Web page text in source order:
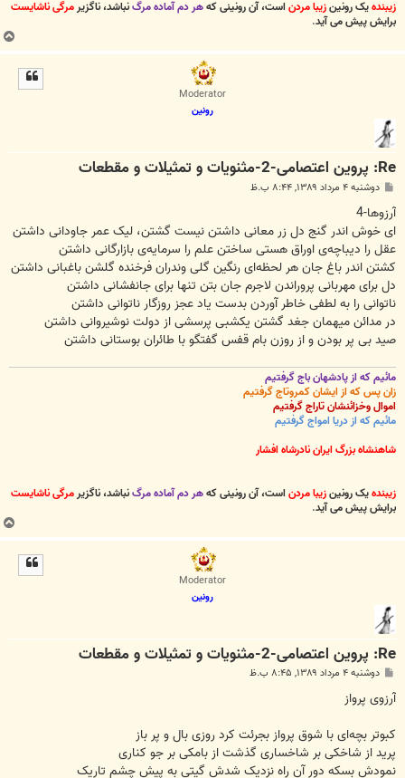
زیبندهیک رونینزیبا مردن است، آن رونینی کههر دم آماده مرگنباشد، ناگزیرمرگی ناشایست
برایش پیش می آید.
Moderator
رونین
Re: پروین اعتصامی-2-مثنویات و تمثیلات و مقطعات
ت
دوشنبه ۴ مرداد ۱۳۸۹, ۸:۴۴ ب.ظ
آرزوها-4
ای خوش اندر گنج دل زر معانی داشتن نیست گشتن، لیک عمر جاودانی داشتن
عقل را دیباچه‌ی اوراق هستی ساختن علم را سرمایه‌ی بازارگانی داشتن
کشتن اندر باغ جان هر لحظه‌ای رنگین گلی وندران فرخنده گلشن باغبانی داشتن
دل برای مهربانی پروراندن لاجرم جان بتن تنها برای جانفشانی داشتن
ناتوانی را به لطفی خاطر آوردن بدست یاد عجز روزگار ناتوانی داشتن
در مدائن میهمان جغد گشتن یکشبی پرسشی از دولت نوشیروانی داشتن
صید بی پر بودن و از روزن بام قفس گفتگو با طائران بوستانی داشتن
مائیم که از پادشهان باج گرفتیم
زان پس که از ایشان کمروتاج گرفتیم
اموال وخزائنشان تاراج گرفتیم
مائیم که از دریا امواج گرفتیم
شاهنشاه بزرگ ایران نادرشاه افشار
زیبندهیک رونینزیبا مردن است، آن رونینی کههر دم آماده مرگنباشد، ناگزیر مرگی ناشایست
برایش پیش می آید.
Moderator
رونین
Re: پروین اعتصامی-2-مثنویات و تمثیلات و مقطعات
ت
دوشنبه ۴ مرداد ۱۳۸۹, ۸:۴۵ ب.ظ
آرزوی پرواز
کبوتر بچه‌ای با شوق پرواز بجرئت کرد روزی بال و پر باز
پرید از شاخکی بر شاخساری گذشت از بامکی بر جو کناری
نمودش بسکه دور آن راه نزدیک شدش گیتی به پیش چشم تاریک